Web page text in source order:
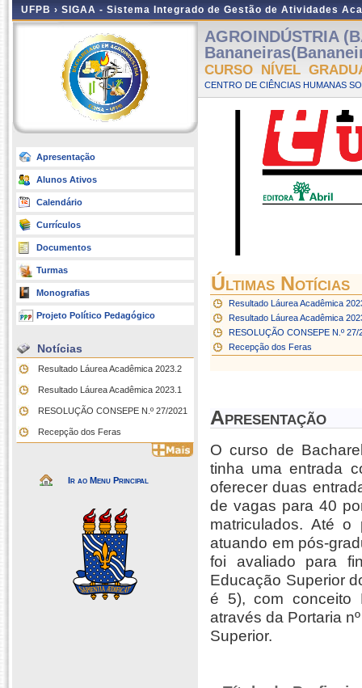
UFPB › SIGAA - Sistema Integrado de Gestão de Atividades
Apresentação
Alunos Ativos
Calendário
Currículos
Documentos
Turmas
Monografias
Projeto Político Pedagógico
Notícias
Resultado Láurea Acadêmica 2023.2
Resultado Láurea Acadêmica 2023.1
RESOLUÇÃO CONSEPE N.º 27/2021
Recepção dos Feras
Ir ao Menu Principal
AGROINDÚSTRIA
CURSO NÍVEL
CENTRO DE CIÊNCIAS HUMANAS
Últimas Notícias
Resultado Láurea Acadêmica
Resultado Láurea Acadêmica
RESOLUÇÃO CONSEPE N.º 27/
Recepção dos Feras
Apresentação
O curso de
tinha uma entrada
oferecer duas
de vagas para 40
matriculados. Até
atuando em pós-
foi avaliado para
Educação Superior
é 5), com conceito
através da Portaria
Superior.